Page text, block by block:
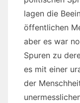
lagen die
öffentlichen
aber es war
Spuren zu
es mit einer
der